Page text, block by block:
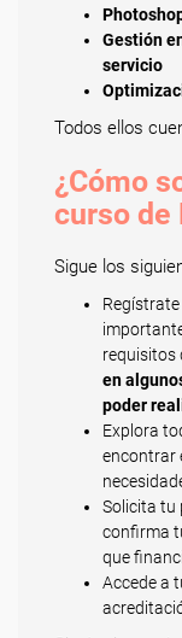
Gestión
servicio
Todos ellos
¿Cómo
curso de
Sigue los
requisitos
en
poder
Explora
encontrar
Solicita tu
confirma
que
Accede a